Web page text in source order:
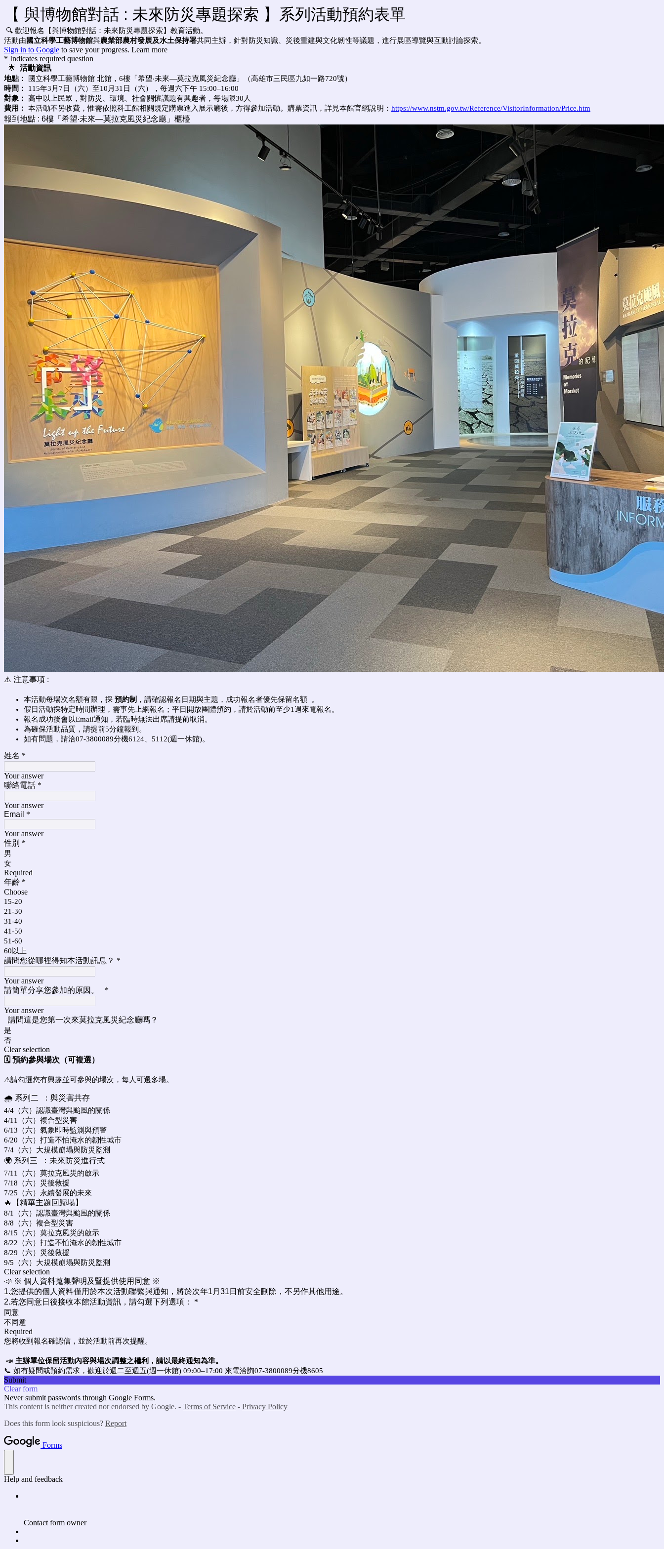
【 與博物館對話 : 未來防災專題探索 】系列活動預約表單
🔍 歡迎報名【與博物館對話：未來防災專題探索】教育活動。
活動由國立科學工藝博物館與農業部農村發展及水土保持署共同主辦，針對防災知識、災後重建與文化韌性等議題，進行展區導覽與互動討論探索。
Sign in to Google to save your progress. Learn more
* Indicates required question
🌟 活動資訊
地點：
國立科學工藝博物館 北館，6樓「希望‧未來—莫拉克風災紀念廳」（高雄市三民區九如一路720號）
時間：
115年3月7日（六）至10月31日（六），每週六下午 15:00–16:00
對象：
高中以上民眾，對防災、環境、社會關懷議題有興趣者，每場限30人
費用：
本活動不另收費，惟需依照科工館相關規定購票進入展示廳後，方得參加活動。購票資訊，詳見本館官網說明： https://www.nstm.gov.tw/Reference/VisitorInformation/Price.htm
報到地點 : 6樓「希望‧未來—莫拉克風災紀念廳」櫃檯
⚠️ 注意事項 :
本活動每場次名額有限，採 預約制 ，請確認報名日期與主題，成功報名者優先保留名額
。
假日活動採特定時間辦理，需事先上網報名；平日開放團體預約，請於活動前至少1週來電報名。
報名成功後會以Email通知，若臨時無法出席請提前取消。
為確保活動品質，請提前5分鐘報到。
如有問題，請洽07-3800089分機6124、5112(週一休館)。
姓名 *
Your answer
聯絡電話 *
Your answer
Email *
Your answer
性別 *
男
女
Required
年齡 *
Choose
15-20
21-30
31-40
41-50
51-60
60以上
請問您從哪裡得知本活動訊息？ *
Your answer
請簡單分享您參加的原因。
*
Your answer
請問這是您第一次來莫拉克風災紀念廳嗎？
是
否
Clear selection
🗓 預約參與場次（可複選）
⚠請勾選您有興趣並可參與的場次，每人可選多場。
🌧️ 系列二 ：與災害共存
4/4（六）認識臺灣與颱風的關係
4/11（六）複合型災害
6/13（六）氣象即時監測與預警
6/20（六）打造不怕淹水的韌性城市
7/4（六）大規模崩塌與防災監測
🌍 系列三 ：未來防災進行式
7/11（六）莫拉克風災的啟示
7/18（六）災後救援
7/25（六）永續發展的未來
🔥【精華主題回歸場】
8/1（六）認識臺灣與颱風的關係
8/8（六）複合型災害
8/15（六）莫拉克風災的啟示
8/22（六）打造不怕淹水的韌性城市
8/29（六）災後救援
9/5（六）大規模崩塌與防災監測
Clear selection
📣 ※ 個人資料蒐集聲明及暨提供使用同意 ※
1.您提供的個人資料僅用於本次活動聯繫與通知，將於次年1月31日前安全刪除，不另作其他用途。
2.若您同意日後接收本館活動資訊，請勾選下列選項：
*
同意
不同意
Required
您將收到報名確認信，並於活動前再次提醒。
📣 主辦單位保留活動內容與場次調整之權利，請以最終通知為準。
📞 如有疑問或預約需求，歡迎於週二至週五(週一休館) 09:00–17:00 來電洽詢07-3800089分機8605
Submit
Clear form
Never submit passwords through Google Forms.
This content is neither created nor endorsed by Google. - Terms of Service - Privacy Policy
Does this form look suspicious? Report
Forms
Help and feedback
Contact form owner